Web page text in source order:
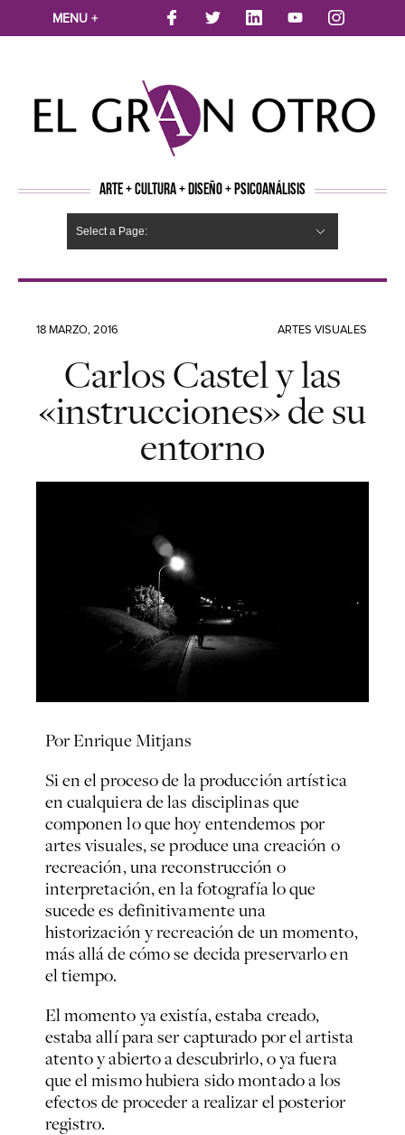
MENU +
ARTE + CULTURA + DISEÑO + PSICOANÁLISIS
Select a Page:
18 MARZO, 2016 ARTES VISUALES
Carlos Castel y las
«instrucciones» de su
entorno
Por Enrique Mitjans
Si en el proceso de la producción artística
en cualquiera de las disciplinas que
componen lo que hoy entendemos por
artes visuales, se produce una creación o
recreación, una reconstrucción o
interpretación, en la fotografía lo que
sucede es definitivamente una
historización y recreación de un momento,
más allá de cómo se decida preservarlo en
el tiempo.
El momento ya existía, estaba creado,
estaba allí para ser capturado por el artista
atento y abierto a descubrirlo, o ya fuera
que el mismo hubiera sido montado a los
efectos de proceder a realizar el posterior
registro.